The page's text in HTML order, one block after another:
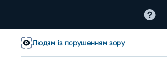
Людям із порушенням зору